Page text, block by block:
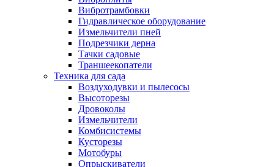
Вибротрамбовки
Гидравлическое оборудование
Измельчители пней
Подрезчики дерна
Тачки садовые
Траншеекопатели
Техника для сада
Воздуходувки и пылесосы
Высоторезы
Дровоколы
Измельчители
Комбисистемы
Кусторезы
Мотобуры
Опрыскиватели